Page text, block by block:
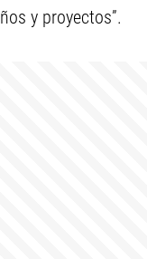
y proyectos”.